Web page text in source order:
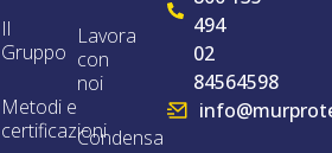
Il
Gruppo
Metodi e
certificazioni
Lavora
con
noi
Condensa
494
02
84564598